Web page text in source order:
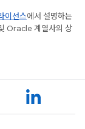
이선스에서 설명하는
Oracle 계열사의 상